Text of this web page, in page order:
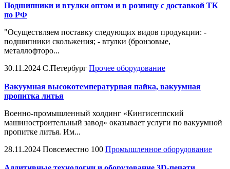
Подшипники и втулки оптом и в розницу с доставкой ТК
по РФ
"Осуществляем поставку следующих видов продукции: -
подшипники скольжения; - втулки (бронзовые,
металлофторо...
30.11.2024 С.Петербург Прочее оборудование
Вакуумная высокотемпературная пайка, вакуумная
пропитка литья
Военно-промышленный холдинг «Кингисеппский
машиностроительный завод» оказывает услуги по вакуумной
пропитке литья. Им...
28.11.2024 Повсеместно 100 Промышленное оборудование